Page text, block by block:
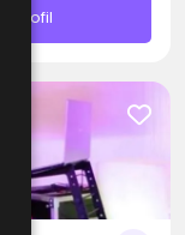
Profil